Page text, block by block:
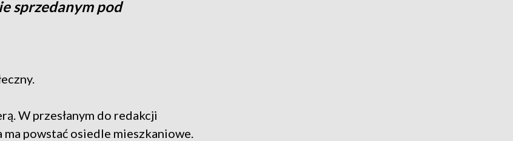
sprzedanym pod
W przesłanym do redakcji
powstać osiedle mieszkaniowe.